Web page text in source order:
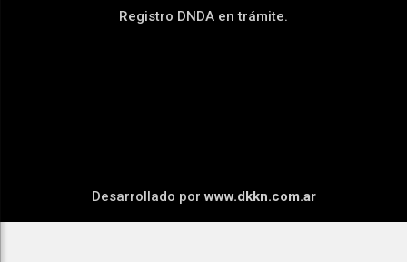
Registro DNDA en trámite.